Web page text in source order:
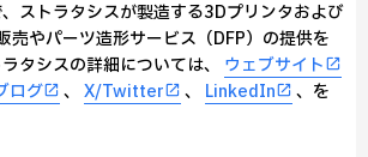
ストラタシスが製造する3Dプリンタおよび
売やパーツ造形サービス（DFP）の提供を
タシスの詳細については、 ウェブサイト
ログ 、 X/Twitter 、 LinkedIn
、を